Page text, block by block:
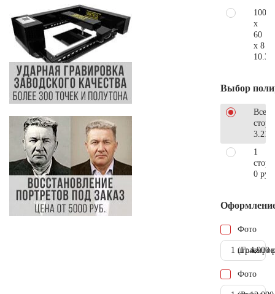
100
x
60
x 8
Выбор
Все
1
0 руб.
Фото
1 шт.4.900
Фото